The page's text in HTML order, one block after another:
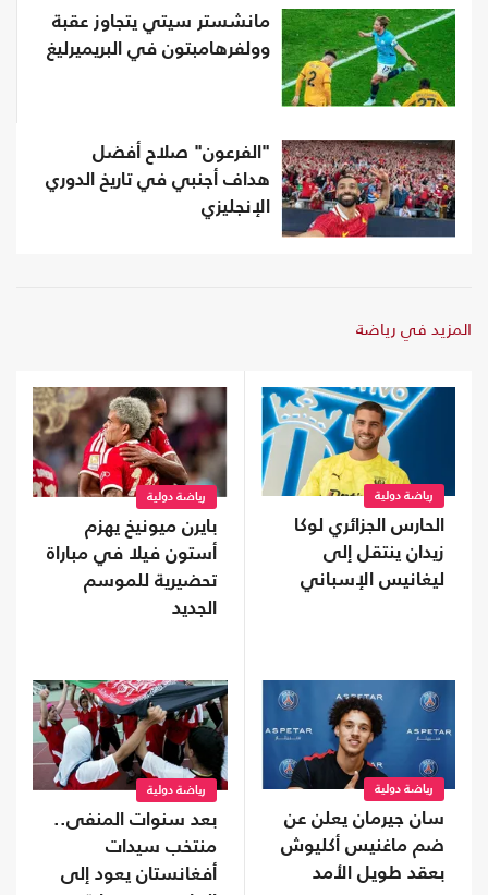
مانشستر سيتي يتجاوز عقبة
وولفرهامبتون في البريميرليغ
"الفرعون" صلاح أفضل
هداف أجنبي في تاريخ الدوري
الإنجليزي
المزيد في رياضة
رياضة دولية
الحارس الجزائري لوكا
زيدان ينتقل إلى
ليغانيس الإسباني
رياضة دولية
بايرن ميونيخ يهزم
أستون فيلا في مباراة
تحضيرية للموسم
الجديد
رياضة دولية
سان جيرمان يعلن عن
ضم ماغنيس أكليوش
بعقد طويل الأمد
رياضة دولية
بعد سنوات المنفى..
منتخب سيدات
أفغانستان يعود إلى